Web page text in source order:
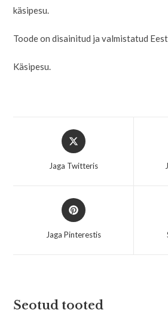
käsipesu.
Toode on disainitud ja valmistatud
Käsipesu.
Jaga Twitteris
Jaga Pinterestis
Seotud tooted